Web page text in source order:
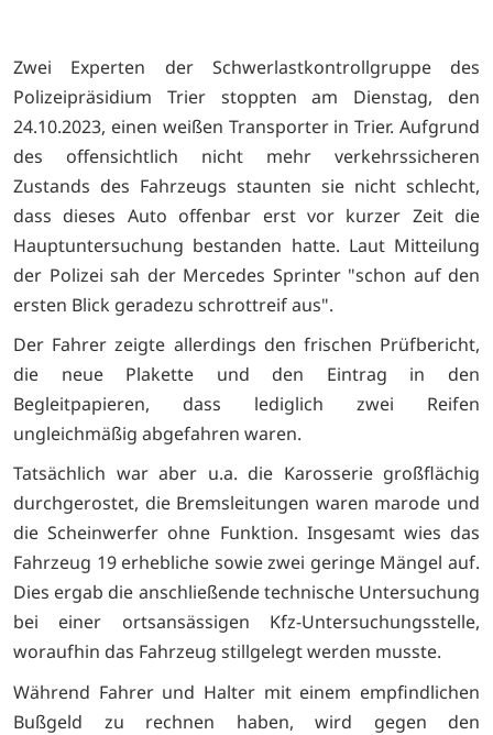
Zwei Experten der Schwerlastkontrollgruppe des
Polizeipräsidium Trier stoppten am Dienstag, den
24.10.2023, einen weißen Transporter in Trier. Aufgrund
des offensichtlich nicht mehr verkehrssicheren
Zustands des Fahrzeugs staunten sie nicht schlecht,
dass dieses Auto offenbar erst vor kurzer Zeit die
Hauptuntersuchung bestanden hatte. Laut Mitteilung
der Polizei sah der Mercedes Sprinter "schon auf den
ersten Blick geradezu schrottreif aus".
Der Fahrer zeigte allerdings den frischen Prüfbericht,
die neue Plakette und den Eintrag in den
Begleitpapieren, dass lediglich zwei Reifen
ungleichmäßig abgefahren waren.
Tatsächlich war aber u.a. die Karosserie großflächig
durchgerostet, die Bremsleitungen waren marode und
die Scheinwerfer ohne Funktion. Insgesamt wies das
Fahrzeug 19 erhebliche sowie zwei geringe Mängel auf.
Dies ergab die anschließende technische Untersuchung
bei einer ortsansässigen Kfz-Untersuchungsstelle,
woraufhin das Fahrzeug stillgelegt werden musste.
Während Fahrer und Halter mit einem empfindlichen
Bußgeld zu rechnen haben, wird gegen den